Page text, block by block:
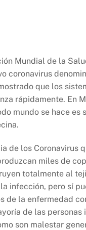
Mundial de la
coronavirus
que los
rápidamente. En
mundo se hace es
de los
miles de
totalmente al
infección, pero sí
de la enfermedad
de las
son malestar